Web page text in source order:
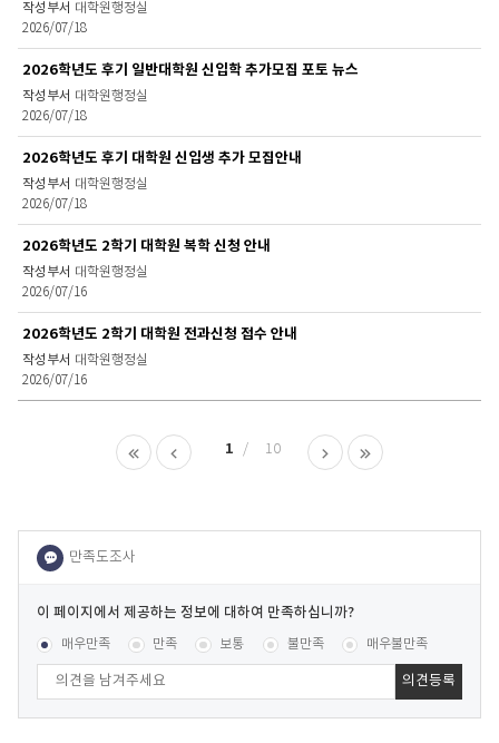
대학원행정실
2026/07/18
2026학년도 후기 일반대학원 신입학 추가모집 포토 뉴스
대학원행정실
2026/07/18
2026학년도 후기 대학원 신입생 추가 모집안내
대학원행정실
2026/07/18
2026학년도 2학기 대학원 복학 신청 안내
대학원행정실
2026/07/16
2026학년도 2학기 대학원 전과신청 접수 안내
대학원행정실
2026/07/16
1 10
이
페
이
에
서
콘텐츠 만족도 조사 [평균 .78 점 / 473 명 참여]
매우만족 만족 보통 불만족 매우불만족